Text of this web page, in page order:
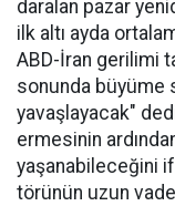
daralan pazar
ilk altı ayda
ABD-İran geri­limi
sonunda büyüme
yavaşlayacak"
ermesinin
yaşanabileceğini
törünün uzun